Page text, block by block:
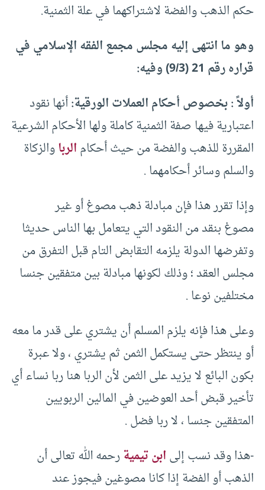
حكم الذهب والفضة لاشتراكهما في علة الثمنية.
وهو ما انتهى إليه مجلس مجمع الفقه الإسلامي في
قراره رقم 21 (9/3) وفيه:
أولاً : بخصوص أحكام العملات الورقية:أنها نقود
اعتبارية فيها صفة الثمنية كاملة ولها الأحكام الشرعية
المقررة للذهب والفضة من حيث أحكامالرباوالزكاة
والسلم وسائر أحكامهما .
وإذا تقرر هذا فإن مبادلة ذهب مصوغ أو غير
مصوغ بنقد من النقود التي يتعامل بها الناس حديثا
وتفرضها الدولة يلزمه التقابض التام قبل التفرق من
مجلس العقد ؛ وذلك لكونها مبادلة بين متفقين جنسا
مختلفين نوعا .
وعلى هذا فإنه يلزم المسلم أن يشتري على قدر ما معه
أو ينتظر حتى يستكمل الثمن ثم يشتري ، ولا عبرة
بكون البائع لا يزيد على الثمن لأن الربا هنا ربا نساء أي
تأخير قبض أحد العوضين في المالين الربويين
المتفقين جنسا ، لا ربا فضل .
-هذا وقد نسب إلىابن تيميةرحمه الله تعالى أن
الذهب أو الفضة إذا كانا مصوغين فيجوز عند